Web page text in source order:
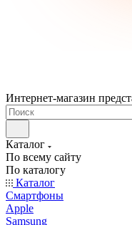
Интернет-магазин
Каталог
По всему сайту
По каталогу
Каталог
Смартфоны
Apple
Samsung